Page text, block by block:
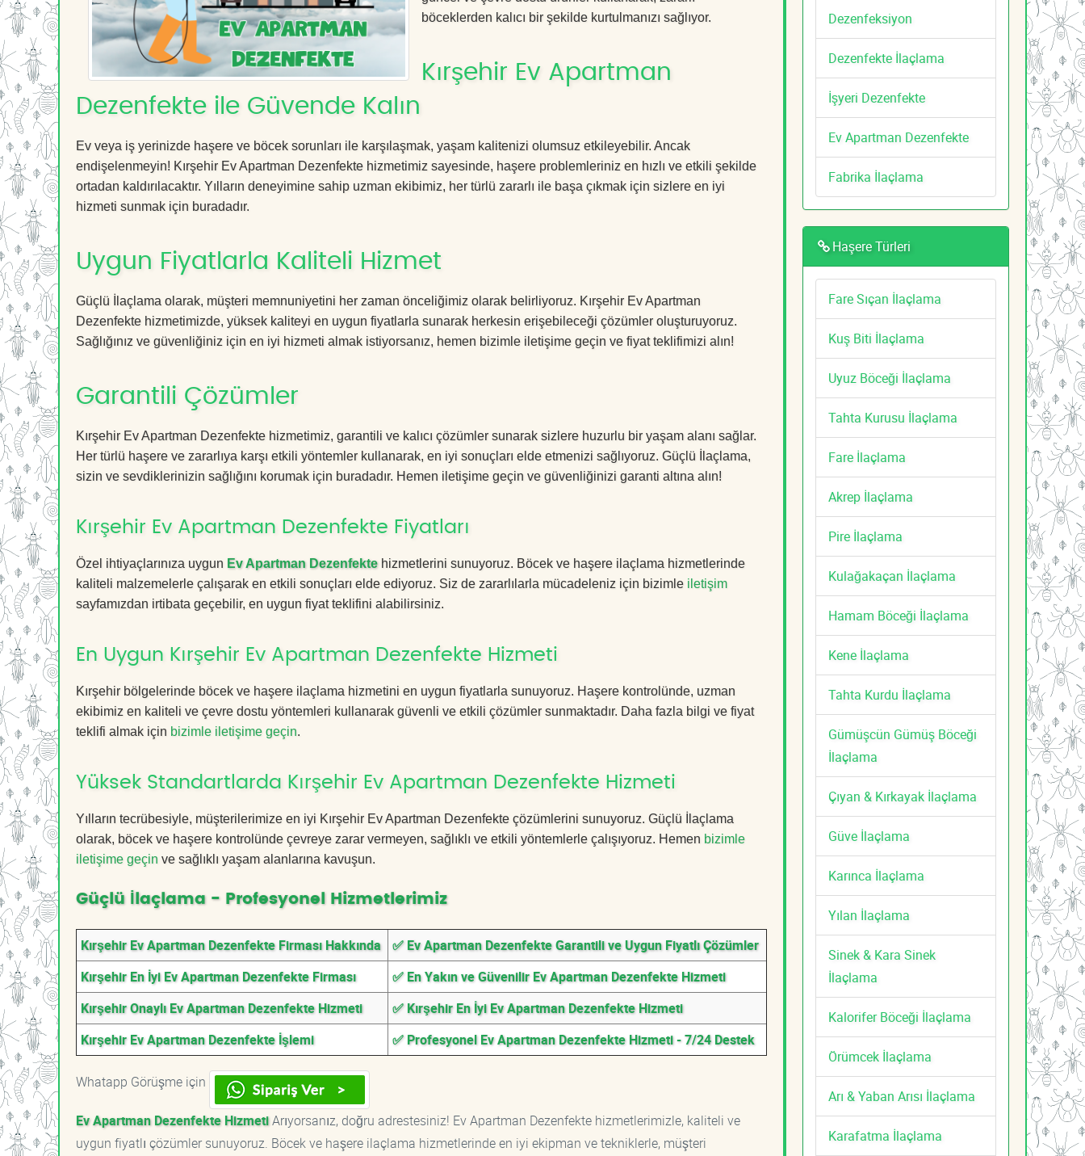
böceklerden kalıcı bir şekilde kurtulmanızı sağlıyor.
Kırşehir Ev Apartman
Dezenfekte ile Güvende Kalın
Ev veya iş yerinizde haşere ve böcek sorunları ile karşılaşmak, yaşam kalitenizi olumsuz etkileyebilir. Ancak
endişelenmeyin! Kırşehir Ev Apartman Dezenfekte hizmetimiz sayesinde, haşere problemleriniz en hızlı ve etkili şekilde
ortadan kaldırılacaktır. Yılların deneyimine sahip uzman ekibimiz, her türlü zararlı ile başa çıkmak için sizlere en iyi
hizmeti sunmak için buradadır.
Uygun Fiyatlarla Kaliteli Hizmet
Güçlü İlaçlama olarak, müşteri memnuniyetini her zaman önceliğimiz olarak belirliyoruz. Kırşehir Ev Apartman
Dezenfekte hizmetimizde, yüksek kaliteyi en uygun fiyatlarla sunarak herkesin erişebileceği çözümler oluşturuyoruz.
Sağlığınız ve güvenliğiniz için en iyi hizmeti almak istiyorsanız, hemen bizimle iletişime geçin ve fiyat teklifimizi alın!
Garantili Çözümler
Kırşehir Ev Apartman Dezenfekte hizmetimiz, garantili ve kalıcı çözümler sunarak sizlere huzurlu bir yaşam alanı sağlar.
Her türlü haşere ve zararlıya karşı etkili yöntemler kullanarak, en iyi sonuçları elde etmenizi sağlıyoruz. Güçlü İlaçlama,
sizin ve sevdiklerinizin sağlığını korumak için buradadır. Hemen iletişime geçin ve güvenliğinizi garanti altına alın!
Kırşehir Ev Apartman Dezenfekte Fiyatları
Özel ihtiyaçlarınıza uygun Ev Apartman Dezenfektehizmetlerini sunuyoruz. Böcek ve haşere ilaçlama hizmetlerinde
kaliteli malzemelerle çalışarak en etkili sonuçları elde ediyoruz. Siz de zararlılarla mücadeleniz için bizimle iletişim
sayfamızdan irtibata geçebilir, en uygun fiyat teklifini alabilirsiniz.
En Uygun Kırşehir Ev Apartman Dezenfekte Hizmeti
Kırşehir bölgelerinde böcek ve haşere ilaçlama hizmetini en uygun fiyatlarla sunuyoruz. Haşere kontrolünde, uzman
ekibimiz en kaliteli ve çevre dostu yöntemleri kullanarak güvenli ve etkili çözümler sunmaktadır. Daha fazla bilgi ve fiyat
teklifi almak için bizimle iletişime geçin.
Yüksek Standartlarda Kırşehir Ev Apartman Dezenfekte Hizmeti
Yılların tecrübesiyle, müşterilerimize en iyi Kırşehir Ev Apartman Dezenfekte çözümlerini sunuyoruz. Güçlü İlaçlama
olarak, böcek ve haşere kontrolünde çevreye zarar vermeyen, sağlıklı ve etkili yöntemlerle çalışıyoruz. Hemen bizimle
iletişime geçin ve sağlıklı yaşam alanlarına kavuşun.
Güçlü İlaçlama - Profesyonel Hizmetlerimiz
Kırşehir Ev Apartman Dezenfekte Firması Hakkında
✅ Ev Apartman Dezenfekte Garantili ve Uygun Fiyatlı Çözümler
Kırşehir En İyi Ev Apartman Dezenfekte Firması
✅ En Yakın ve Güvenilir Ev Apartman Dezenfekte Hizmeti
Kırşehir Onaylı Ev Apartman Dezenfekte Hizmeti
✅ Kırşehir En İyi Ev Apartman Dezenfekte Hizmeti
Kırşehir Ev Apartman Dezenfekte İşlemi
✅ Profesyonel Ev Apartman Dezenfekte Hizmeti - 7/24 Destek
Whatapp Görüşme için
Ev Apartman Dezenfekte HizmetiArıyorsanız, doğru adrestesiniz! Ev Apartman Dezenfekte hizmetlerimizle, kaliteli ve
uygun fiyatlı çözümler sunuyoruz. Böcek ve haşere ilaçlama hizmetlerinde en iyi ekipman ve tekniklerle, müşteri
Dezenfeksiyon
Dezenfekte İlaçlama
İşyeri Dezenfekte
Ev Apartman Dezenfekte
Fabrika İlaçlama
Haşere Türleri
Fare Sıçan İlaçlama
Kuş Biti İlaçlama
Uyuz Böceği İlaçlama
Tahta Kurusu İlaçlama
Fare İlaçlama
Akrep İlaçlama
Pire İlaçlama
Kulağakaçan İlaçlama
Hamam Böceği İlaçlama
Kene İlaçlama
Tahta Kurdu İlaçlama
Gümüşcün Gümüş Böceği
İlaçlama
Çıyan & Kırkayak İlaçlama
Güve İlaçlama
Karınca İlaçlama
Yılan İlaçlama
Sinek & Kara Sinek
İlaçlama
Kalorifer Böceği İlaçlama
Örümcek İlaçlama
Arı & Yaban Arısı İlaçlama
Karafatma İlaçlama